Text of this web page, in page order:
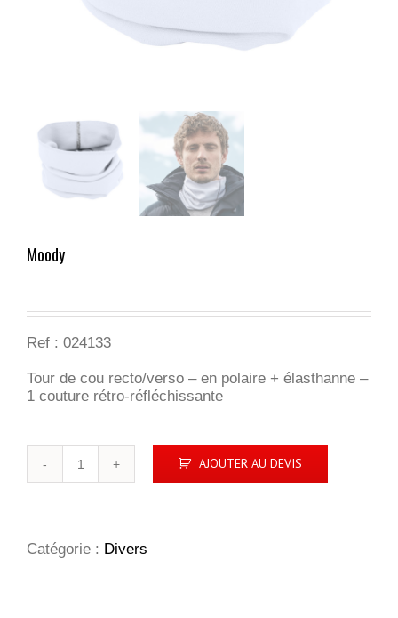
Moody
Ref : 024133
Tour de cou recto/verso – en polaire + élasthanne –
1 couture rétro-réfléchissante
AJOUTER AU DEVIS
Catégorie : Divers